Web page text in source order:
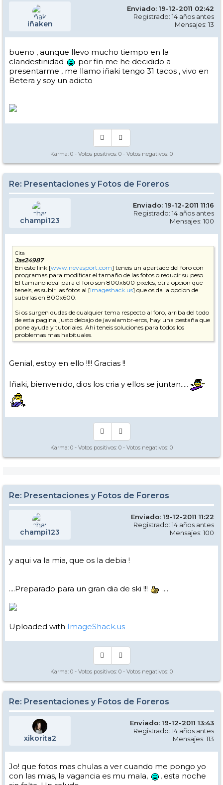
iñaken
Enviado: 19-12-2011 02:42
Registrado: 14 años antes
Mensajes: 13
bueno , aunque llevo mucho tiempo en la
clandestinidad
por fin me he decidido a
presentarme , me llamo iñaki tengo 31 tacos , vivo en
Betera y soy un adicto
Karma: 0 - Votos positivos: 0 - Votos negativos: 0
Re: Presentaciones y Fotos de Foreros
champi123
Enviado: 19-12-2011 11:16
Registrado: 14 años antes
Mensajes: 100
Cita
Jas24987
En este link [www.nevasport.com] teneis un apartado del foro con
programas para modificar el tamaño de las fotos o reducir su peso.
El tamaño ideal para el foro son 800x600 pixeles, otra opcion que
teneis, es subir las fotos al [imageshack.us] que os da la opcion de
subirlas en 800x600.
Si os surgen dudas de cualquier tema respecto al foro, arriba del todo
de esta pagina, justo debajo de javalambr-eros, hay una pestaña que
pone ayuda y tutoriales. Ahi teneis soluciones para todos los
problemas mas habituales.
Genial, estoy en ello !!!! Gracias !!
Iñaki, bienvenido, dios los cria y ellos se juntan.....
Karma: 0 - Votos positivos: 0 - Votos negativos: 0
Re: Presentaciones y Fotos de Foreros
champi123
Enviado: 19-12-2011 11:22
Registrado: 14 años antes
Mensajes: 100
y aqui va la mia, que os la debia !
....Preparado para un gran dia de ski !!! ....
Uploaded with ImageShack.us
Karma: 0 - Votos positivos: 0 - Votos negativos: 0
Re: Presentaciones y Fotos de Foreros
xikorita2
Enviado: 19-12-2011 13:43
Registrado: 14 años antes
Mensajes: 113
Jo! que fotos mas chulas a ver cuando me pongo yo
con las mias, la vagancia es mu mala,
, esta noche